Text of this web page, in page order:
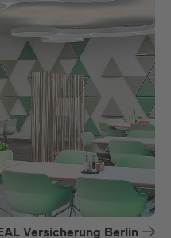
Versicherung Berlín